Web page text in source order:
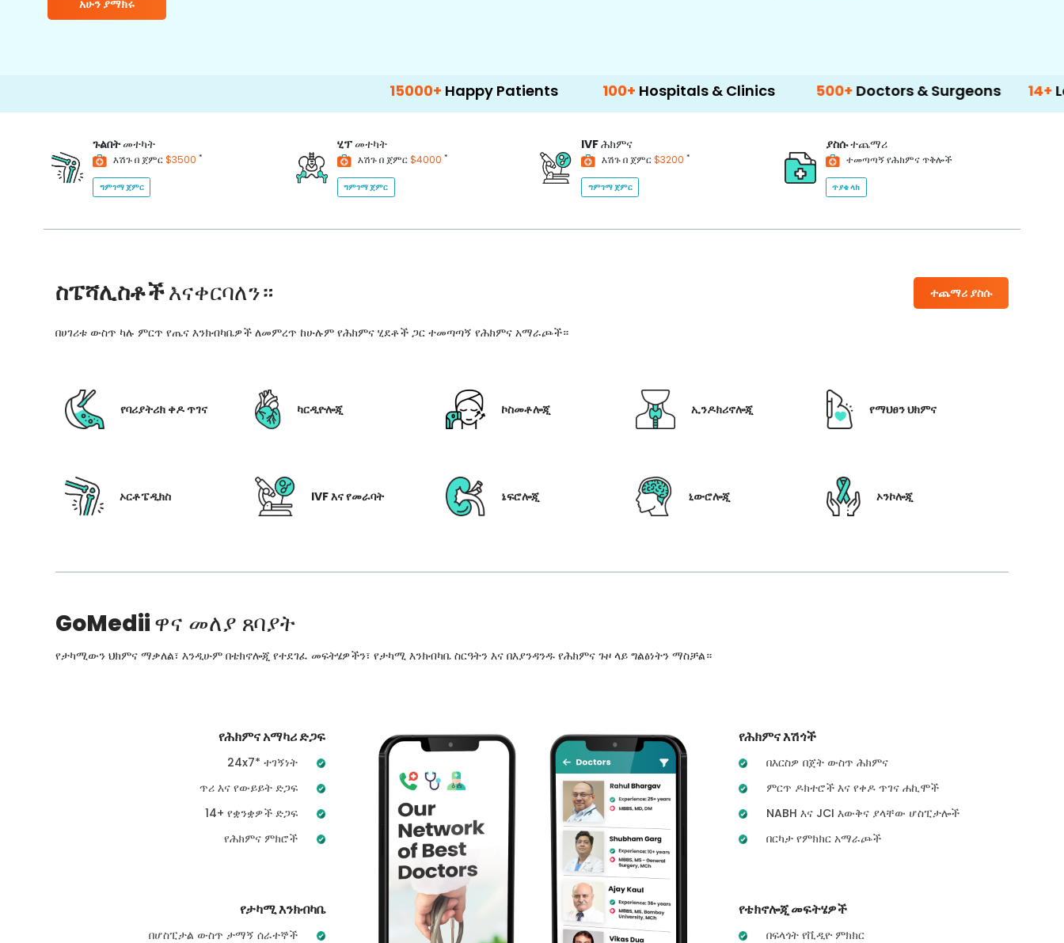
አሁን ያማክሩ
Happy Patients 100+ Hospitals & Clinics 500+ Doctors & Surgeons 14+Language
ጉልበትመተካት
እሽጉ በ ጀምር$3500 *
ግምገማ ጀምር
ሂፕመተካት
እሽጉ በ ጀምር$4000 *
ግምገማ ጀምር
IVFሕክምና
እሽጉ በ ጀምር$3200 *
ግምገማ ጀምር
ያስሱተጨማሪ
ተመጣጣኝ የሕክምና ጥቅሎች
ጥያቄ ላክ
ስፔሻሊስቶችእናቀርባለን። ተጨማሪ ያስሱ
በሀገሪቱ ውስጥ ካሉ ምርጥ የጤና እንክብካቤዎች ለመምረጥ ከሁሉም የሕክምና ሂደቶች ጋር ተመጣጣኝ የሕክምና አማራጮች።
የባሪያትሪክ ቀዶ ጥገና ካርዲዮሎጂ ኮስመቶሎጂ ኢንዶክሪኖሎጂ የማህፀን ህክምና
ኦርቶፔዲክስ IVF እና የመራባት ኔፍሮሎጂ ኒውሮሎጂ ኦንኮሎጂ
GoMediiዋና መለያ ጸባያት
የታካሚውን ህክምና ማቃለል፣ እንዲሁም በቴክኖሎጂ የተደገፈ መፍትሄዎችን፣ የታካሚ እንክብካቤ ስርዓትን እና በእያንዳንዱ የሕክምና ጉዞ ላይ ግልፅነትን ማስቻል።
የሕክምና አማካሪ ድጋፍ
24x7* ተገኝነት
ጥሪ እና የውይይት ድጋፍ
14+ የቋንቋዎች ድጋፍ
የሕክምና ምክሮች
የታካሚ እንክብካቤ
በሆስፒታል ውስጥ ታማኝ ሰራተኞች
የሕክምና እሽጎች
በእርስዎ በጀት ውስጥ ሕክምና
ምርጥ ዶክተሮች እና የቀዶ ጥገና ሐኪሞች
NABH እና JCI እውቅና ያላቸው ሆስፒታሎች
በርካታ የምክክር አማራጮች
የቴክኖሎጂ መፍትሄዎች
በፍላጎት የቪዲዮ ምክክር